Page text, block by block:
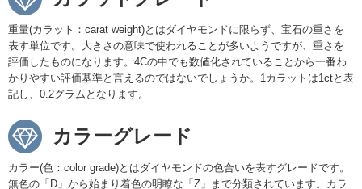
重量(カラット：carat weight)とはダイヤモンドに限らず、宝石の重さを
表す単位です。大きさの意味で使われることが多いようですが、重さを
評価したものになります。4Cの中でも数値化されていることから一番わ
かりやすい評価基準と言えるのではないでしょうか。1カラットは1ctと表
記し、0.2グラムとなります。
カラーグレード
カラー(色：color grade)とはダイヤモンドの色合いを表すグレードです。
無色の「D」から始まり着色の明瞭な「Z」まで分類されています。カラ